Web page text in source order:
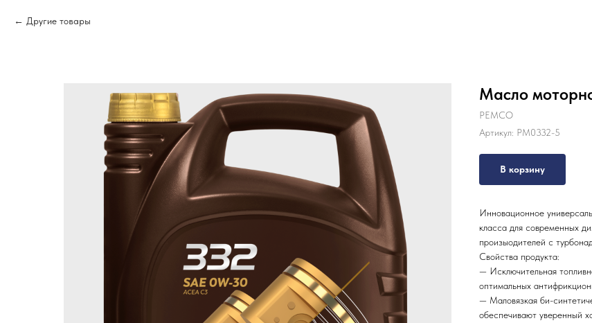
Другие товары
Масло
PEMCO
Артикул: PM0332-5
В корзину
Инновационное
класса для современных
произыодителей с
Свойства продукта:
— Исключительная
оптимальных
— Маловязкая би-
обеспечивают уверенный